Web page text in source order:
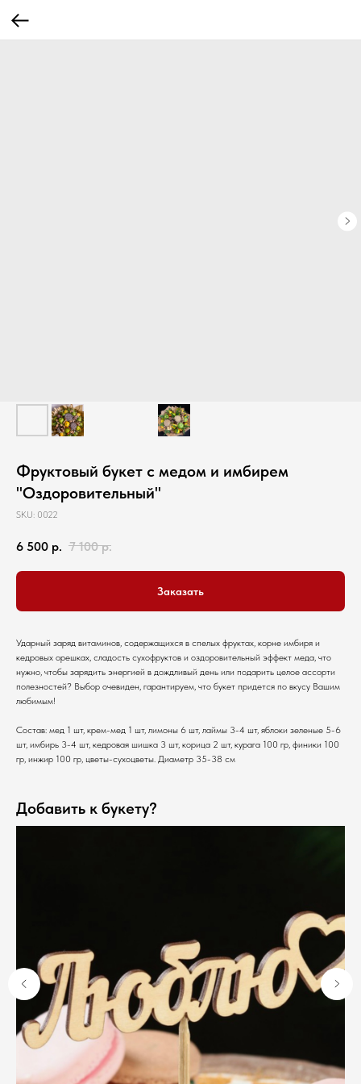
Фруктовый букет с медом и имбирем
"Оздоровительный"
SKU: 0022
6 500 р. 7 100 р.
Заказать
Ударный заряд витаминов, содержащихся в спелых фруктах, корне имбиря и
кедровых орешках, сладость сухофруктов и оздоровительный эффект меда, что
нужно, чтобы зарядить энергией в дождливый день или подарить целое ассорти
полезностей? Выбор очевиден, гарантируем, что букет придется по вкусу Вашим
любимым!
Состав: мед 1 шт, крем-мед 1 шт, лимоны 6 шт, лаймы 3-4 шт, яблоки зеленые 5-6
шт, имбирь 3-4 шт, кедровая шишка 3 шт, корица 2 шт, курага 100 гр, финики 100
гр, инжир 100 гр, цветы-сухоцветы. Диаметр 35-38 см
Добавить к букету?